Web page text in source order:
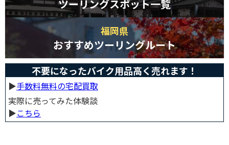
ツーリングスポット一覧
福岡県
おすすめツーリングルート
不要になったバイク用品高く売れます！
▶︎手数料無料の宅配買取
実際に売ってみた体験談
▶︎こちら